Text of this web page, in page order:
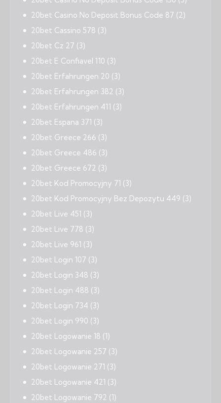
20bet Casino No Deposit Bonus Code 87 (2)
20bet Cassino 578 (3)
20bet Cz 27 (3)
20bet E Confiavel 110 (3)
20bet Erfahrungen 20 (3)
20bet Erfahrungen 382 (3)
20bet Erfahrungen 411 (3)
20bet Espana 371 (3)
20bet Greece 266 (3)
20bet Greece 486 (3)
20bet Greece 672 (3)
20bet Kod Promocyjny 71 (3)
20bet Kod Promocyjny Bez Depozytu 449 (3)
20bet Live 451 (3)
20bet Live 778 (3)
20bet Live 961 (3)
20bet Login 107 (3)
20bet Login 348 (3)
20bet Login 488 (3)
20bet Login 734 (3)
20bet Login 990 (3)
20bet Logowanie 18 (1)
20bet Logowanie 257 (3)
20bet Logowanie 271 (3)
20bet Logowanie 421 (3)
20bet Logowanie 792 (1)